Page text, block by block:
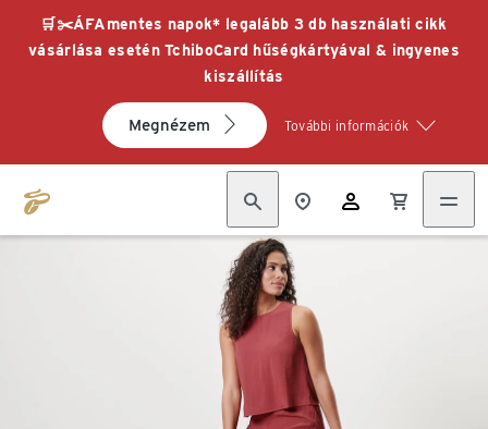
🛒✂️ÁFAmentes napok* legalább 3 db használati cikk
vásárlása esetén TchiboCard hűségkártyával & ingyenes
kiszállítás
Megnézem További információk